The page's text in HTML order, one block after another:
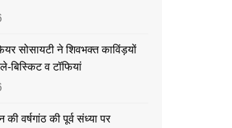
सोसायटी ने शिवभक्त काविंड़यों
बिस्किट व टॉफियां
वर्षगांठ की पूर्व संध्या पर